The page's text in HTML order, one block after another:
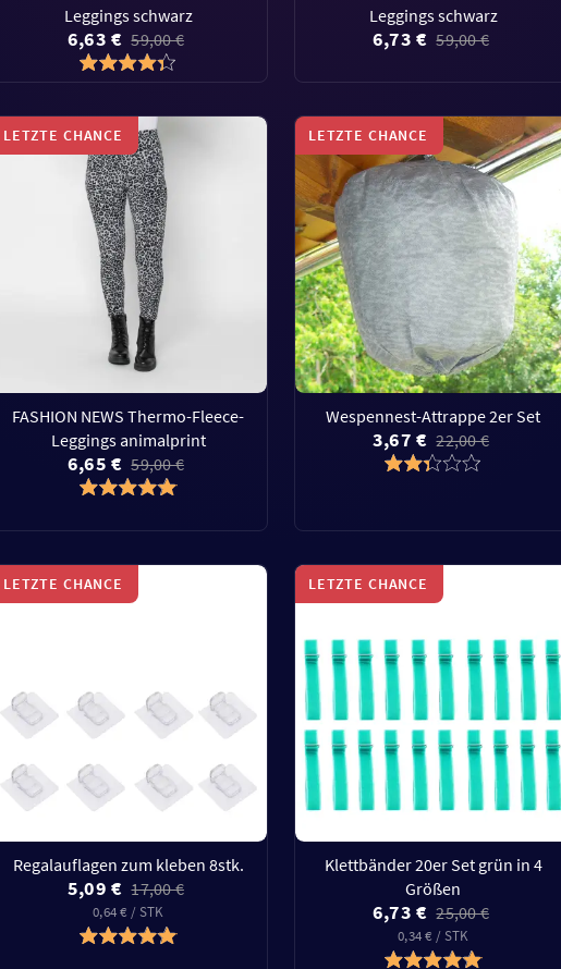
Leggings schwarz
6,63 € 59,00 €
Leggings schwarz
6,73 € 59,00 €
LETZTE CHANCE
FASHION NEWS Thermo-Fleece-
Leggings animalprint
6,65 € 59,00 €
LETZTE CHANCE
Wespennest-Attrappe 2er Set
3,67 € 22,00 €
LETZTE CHANCE
Regalauflagen zum kleben 8stk.
5,09 € 17,00 €
0,64 € / STK
LETZTE CHANCE
Klettbänder 20er Set grün in 4
Größen
6,73 € 25,00 €
0,34 € / STK